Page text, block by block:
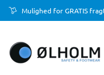
Mulighed for GRATIS